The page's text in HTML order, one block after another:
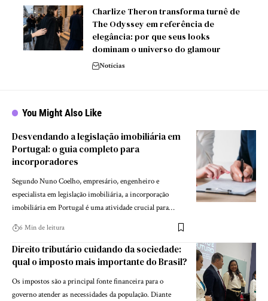
Charlize Theron transforma turnê de
The Odyssey em referência de
elegância: por que seus looks
dominam o universo do glamour
Notícias
You Might Also Like
Desvendando a legislação imobiliária em
Portugal: o guia completo para
incorporadores
Segundo Nuno Coelho, empresário, engenheiro e
especialista em legislação imobiliária, a incorporação
imobiliária em Portugal é uma atividade crucial para…
6 Min de leitura
Direito tributário cuidando da sociedade:
qual o imposto mais importante do Brasil?
Os impostos são a principal fonte financeira para o
governo atender as necessidades da população. Diante